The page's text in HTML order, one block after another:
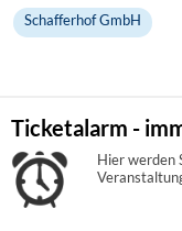
Schafferhof GmbH
Ticketalarm -
Hier werden